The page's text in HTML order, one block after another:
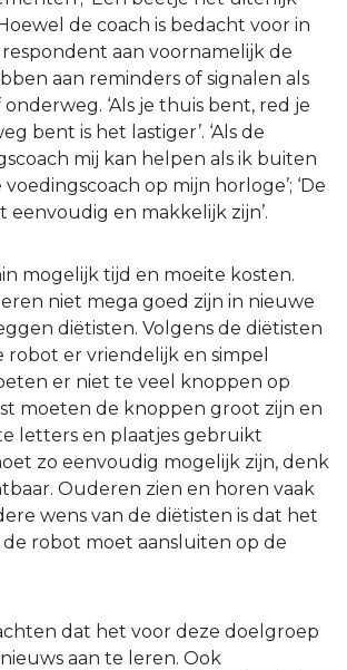
de coach is bedacht voor in
aan voornamelijk de
aan reminders of signalen als
onderweg. ‘Als je thuis bent, red je
bent is het lastiger’. ‘Als de
mij kan helpen als ik buiten
op mijn horloge’; ‘De
eenvoudig en makkelijk zijn’.
mogelijk tijd en moeite kosten.
niet mega goed zijn in nieuwe
diëtisten. Volgens de diëtisten
robot er vriendelijk en simpel
er niet te veel knoppen op
moeten de knoppen groot zijn en
letters en plaatjes gebruikt
zo eenvoudig mogelijk zijn, denk
Ouderen zien en horen vaak
wens van de diëtisten is dat het
robot moet aansluiten op de
dat het voor deze doelgroep
nieuws aan te leren. Ook